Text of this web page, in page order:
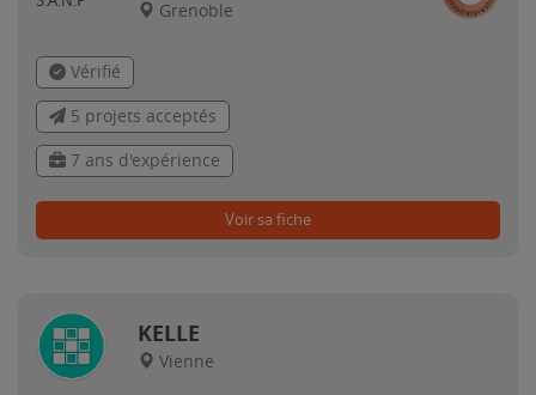
Grenoble
Vérifié
5 projets acceptés
7 ans d'expérience
Voir sa fiche
KELLE
Vienne